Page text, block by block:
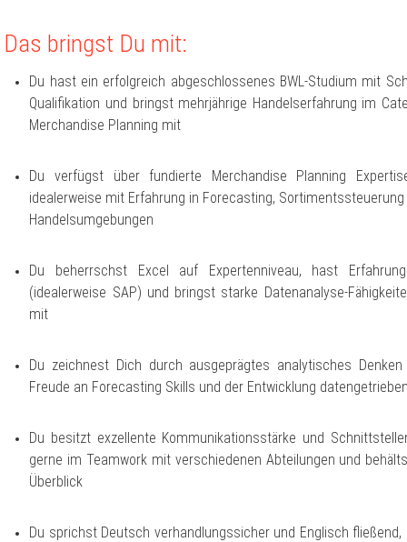
Das bringst Du mit:
Du hast ein erfolgreich abgeschlossenes BWL-Studium mit
Qualifikation und bringst mehrjährige Handelserfahrung im
Merchandise Planning mit
Du verfügst über fundierte Merchandise Planning
idealerweise mit Erfahrung in Forecasting,
Handelsumgebungen
Du beherrschst Excel auf Expertenniveau, hast
(idealerweise SAP) und bringst starke Datenanalyse-
mit
Du zeichnest Dich durch ausgeprägtes analytisches
Freude an Forecasting Skills und der Entwicklung
Du besitzt exzellente Kommunikationsstärke und
gerne im Teamwork mit verschiedenen Abteilungen und
Überblick
Du sprichst Deutsch verhandlungssicher und Englisch